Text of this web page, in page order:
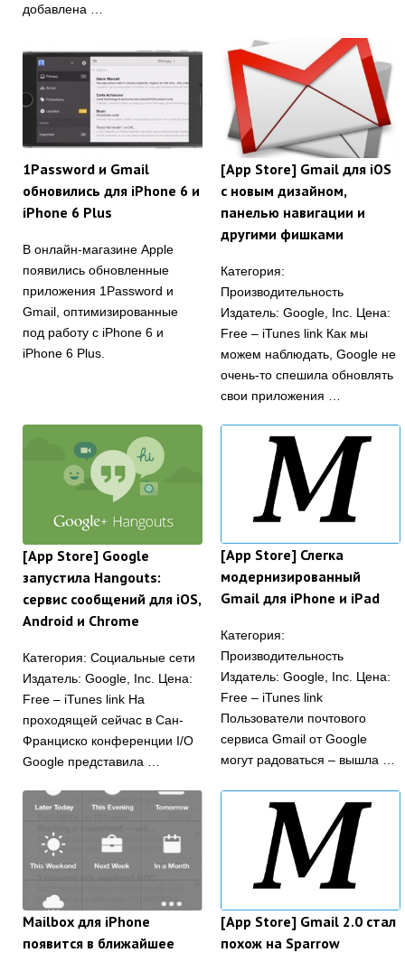
добавлена …
1Password и Gmail
обновились для iPhone 6 и
iPhone 6 Plus
В онлайн-магазине Apple
появились обновленные
приложения 1Password и
Gmail, оптимизированные
под работу с iPhone 6 и
iPhone 6 Plus.
[App Store] Gmail для iOS
с новым дизайном,
панелью навигации и
другими фишками
Категория:
Производительность
Издатель: Google, Inc. Цена:
Free – iTunes link Как мы
можем наблюдать, Google не
очень-то спешила обновлять
свои приложения …
[App Store] Google
запустила Hangouts:
сервис сообщений для iOS,
Android и Chrome
Категория: Социальные сети
Издатель: Google, Inc. Цена:
Free – iTunes link На
проходящей сейчас в Сан-
Франциско конференции I/O
Google представила …
[App Store] Слегка
модернизированный
Gmail для iPhone и iPad
Категория:
Производительность
Издатель: Google, Inc. Цена:
Free – iTunes link
Пользователи почтового
сервиса Gmail от Google
могут радоваться – вышла …
Mailbox для iPhone
появится в ближайшее
[App Store] Gmail 2.0 стал
похож на Sparrow